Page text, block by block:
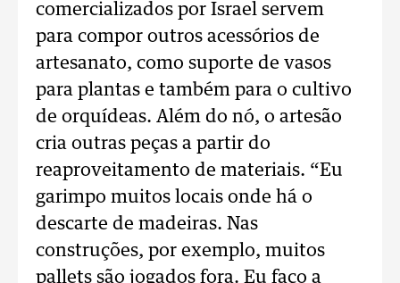
comercializados por Israel servem
para compor outros acessórios de
artesanato, como suporte de vasos
para plantas e também para o cultivo
de orquídeas. Além do nó, o artesão
cria outras peças a partir do
reaproveitamento de materiais. “Eu
garimpo muitos locais onde há o
descarte de madeiras. Nas
construções, por exemplo, muitos
pallets são jogados fora. Eu faço a